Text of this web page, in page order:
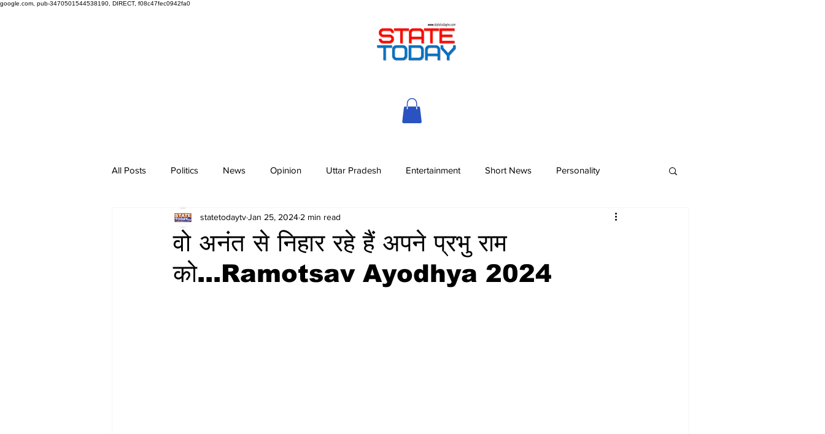
google.com, pub-3470501544538190, DIRECT, f08c47fec0942fa0
All Posts Politics News Opinion Uttar Pradesh Entertainment Short News Personality
वो अनंत से निहार रहे हैं अपने प्रभु राम
को...Ramotsav Ayodhya 2024
statetodaytvJan 25, 2024 2 min read